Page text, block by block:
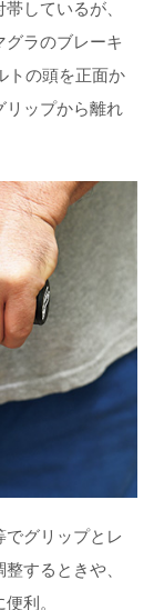
しているが、
ラのブレーキ
トの頭を正面か
リップから離れ
グリップとレ
するときや、
利。